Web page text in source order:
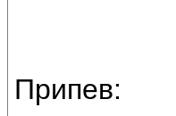
Припев: